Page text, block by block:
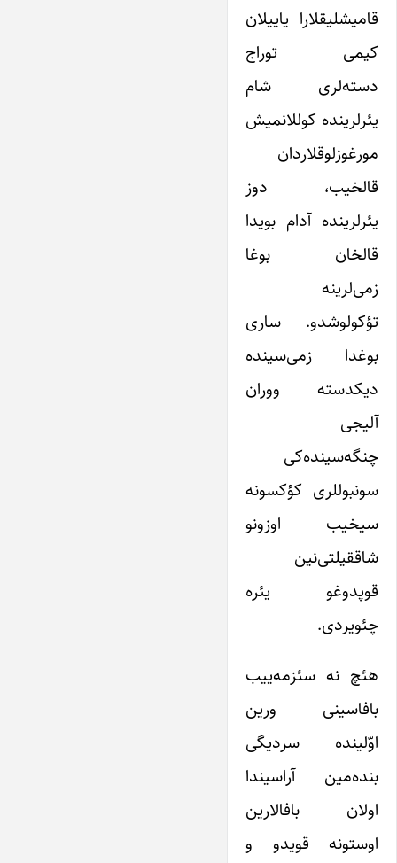
قامیشلیقلارا یاییلان
کیمی توراج
دسته‌لری شام
یئرلرینده کوللانمیش
مورغوزلوقلاردان
قالخیب، دوز
یئرلرینده آدام بویدا
قالخان بوغا
زمی‌لرینه
تؤکولوشدو. ساری
بوغدا زمی‌سینده
دیکدسته ووران
آلیجی
چنگه‌سینده‌کی
سونبوللری کؤکسونه
سیخیب اوزونو
شاققیلتی‌نین
قوپدوغو یئره
چئویردی.
هئچ نه سئزمه‌ییب
بافاسینی ورین
اوّلینده سردیگی
بنده‌مین آراسیندا
اولان بافالارین
اوستونه قویدو و